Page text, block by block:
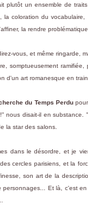
plutôt un ensemble de
la coloration du
la rendre
vous, et même ringarde,
somptueusement
d'un art romanesque en train
du Temps Perdupour
nous disait-il en substance.
la star des salons.
dans le désordre, et je
cercles parisiens, et la
son art de la
Et là, c'est